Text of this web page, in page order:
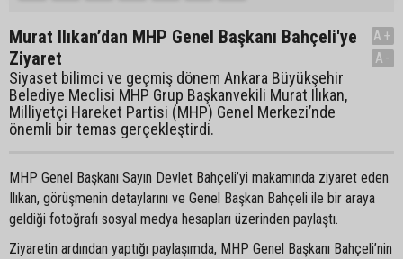
Murat Ilıkan’dan MHP Genel Başkanı Bahçeli'ye
Ziyaret
Siyaset bilimci ve geçmiş dönem Ankara Büyükşehir
Belediye Meclisi MHP Grup Başkanvekili Murat Ilıkan,
Milliyetçi Hareket Partisi (MHP) Genel Merkezi’nde
önemli bir temas gerçekleştirdi.
A+
A-
MHP Genel Başkanı Sayın Devlet Bahçeli’yi makamında ziyaret eden
Ilıkan, görüşmenin detaylarını ve Genel Başkan Bahçeli ile bir araya
geldiği fotoğrafı sosyal medya hesapları üzerinden paylaştı.
Ziyaretin ardından yaptığı paylaşımda, MHP Genel Başkanı Bahçeli’nin